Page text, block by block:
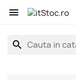

search